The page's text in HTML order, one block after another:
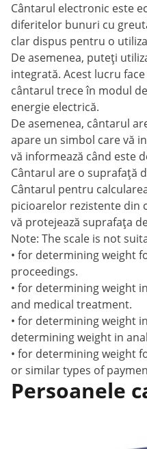
Cântarul electronic este
diferitelor bunuri cu
clar dispus pentru o
De asemenea, puteți
integrată. Acest lucru
cântarul trece în modul
energie electrică.
De asemenea, cântarul
apare un simbol care vă
vă informează când este
Cântarul are o suprafață
Cântarul pentru
picioarelor rezistente din
vă protejează suprafața
Note: The scale is not
• for determining weight
proceedings.
• for determining weight
and medical treatment.
• for determining weight
determining weight in
• for determining weight
or similar types of
Persoanele